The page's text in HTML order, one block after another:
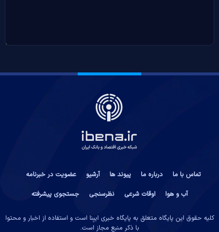
تماس با ما درباره ما پیوند ها آرشیو
عضویت در خبرنامه
آب و هوا
اوقات شرعی نظرسنجی جستجوی پیشرفته
کلیه حقوق این پایگاه متعلق به پایگاه خبری ایبِنا است و استفاده از اخبار و محتوا
با ذکر منبع مجاز است.